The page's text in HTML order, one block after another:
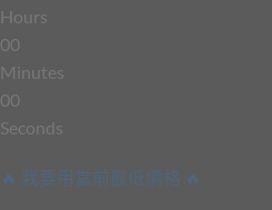
Hours
00
Minutes
00
Seconds
🔥 我要用當前最低價格 🔥